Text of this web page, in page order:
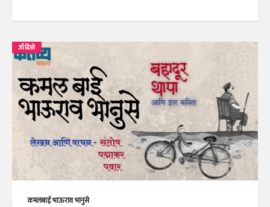
ऑडिओ
कमलबाई भाऊराव भानुसे